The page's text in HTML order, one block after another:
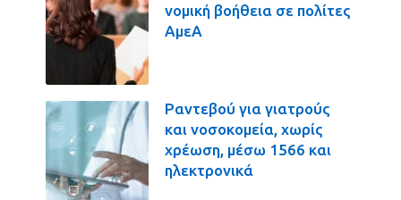
νομική βοήθεια σε πολίτες
ΑμεΑ
Ραντεβού για γιατρούς
και νοσοκομεία, χωρίς
χρέωση, μέσω 1566 και
ηλεκτρονικά